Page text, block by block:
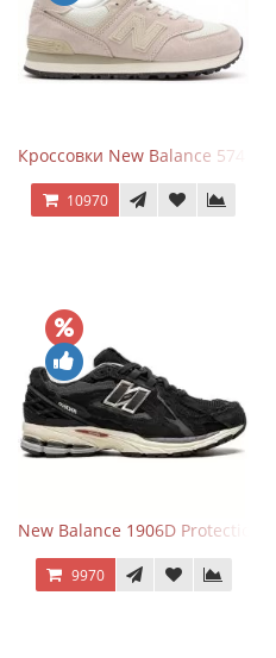
Кроссовки New Balance 574
10970
New Balance 1906D Protection
9970